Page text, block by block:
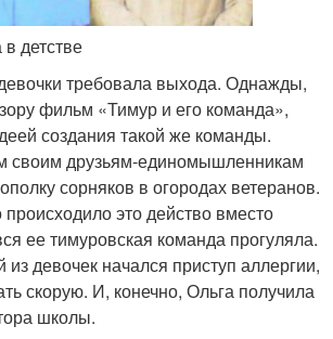
детстве
требовала выхода. Однажды,
фильм «Тимур и его команда»,
создания такой же команды.
своим друзьям-единомышленникам
сорняков в огородах ветеранов.
это действо вместо
ее тимуровская команда прогуляла.
из девочек начался приступ аллергии,
скорую. И, конечно, Ольга получила
школы.